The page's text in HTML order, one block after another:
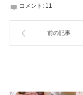
コメント: 11
前の記事